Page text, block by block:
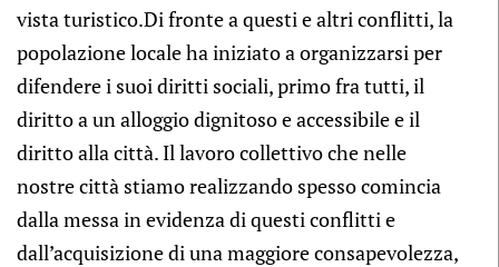
vista turistico.Di fronte a questi e altri conflitti, la
popolazione locale ha iniziato a organizzarsi per
difendere i suoi diritti sociali, primo fra tutti, il
diritto a un alloggio dignitoso e accessibile e il
diritto alla città. Il lavoro collettivo che nelle
nostre città stiamo realizzando spesso comincia
dalla messa in evidenza di questi conflitti e
dall’acquisizione di una maggiore consapevolezza,